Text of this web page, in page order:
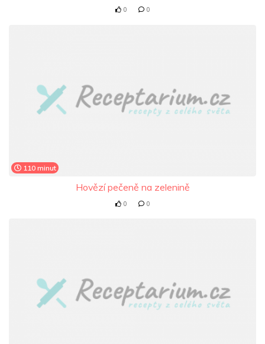
0 0
110 minut
Hovězí pečeně na zelenině
0 0